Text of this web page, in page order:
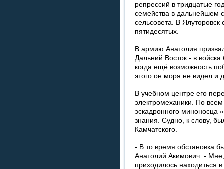
репрессий в тридцатые
семейства в дальнейшем
сельсовета. В
пятидесятых.
В армию Анатолия
Дальний Восток - в
когда ещё возможность
этого он моря не видел и
В учебном центре его
электромеханики. По
эскадронного миноносца
знания. Судно, к слову,
Камчатского.
- В то время обстановка
Анатолий Акимович. - Мне,
приходилось находиться